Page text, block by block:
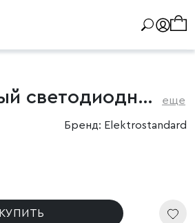
Настенный светодиодный светильник Light Line еще
Бренд: Elektrostandard
КУПИТЬ